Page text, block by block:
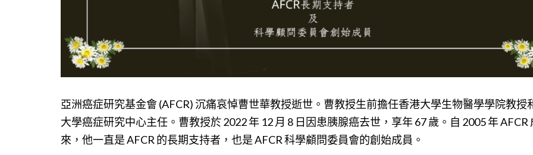
亞洲癌症研究基金會 (AFCR) 沉痛哀悼曹世華教授逝世。曹教授生前擔任香港大學生物醫學學院教授
大學癌症研究中心主任。曹教授於 2022 年 12 月 8 日因患胰腺癌去世，享年 67 歲。自 2005 年 AFCR
來，他一直是 AFCR 的長期支持者，也是 AFCR 科學顧問委員會的創始成員。